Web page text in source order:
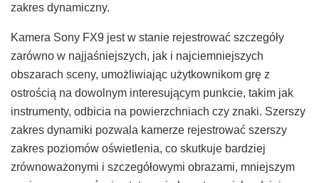
zakres dynamiczny.
Kamera Sony FX9 jest w stanie rejestrować szczegóły
zarówno w najjaśniejszych, jak i najciemniejszych
obszarach sceny, umożliwiając użytkownikom grę z
ostrością na dowolnym interesującym punkcie, takim jak
instrumenty, odbicia na powierzchniach czy znaki. Szerszy
zakres dynamiki pozwala kamerze rejestrować szerszy
zakres poziomów oświetlenia, co skutkuje bardziej
zrównoważonymi i szczegółowymi obrazami, mniejszym